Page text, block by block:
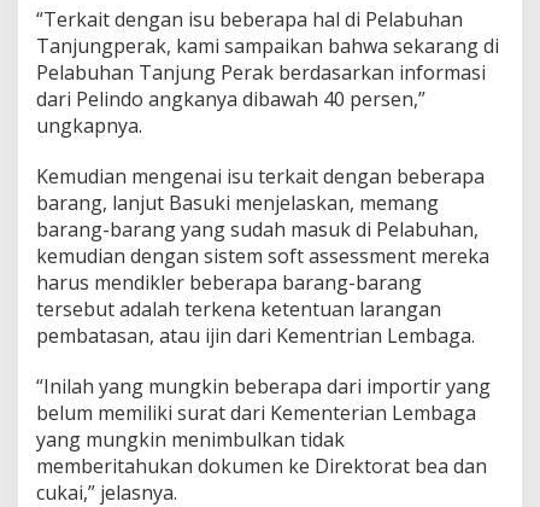
k
a
i
S
i
P
e
l
a
h
a
P
r
i
k
“Terkait dengan isu beberapa hal di Pelabuhan
Tanjungperak, kami sampaikan bahwa sekarang di
Pelabuhan Tanjung Perak berdasarkan informasi
dari Pelindo angkanya dibawah 40 persen,”
ungkapnya.
Kemudian mengenai isu terkait dengan beberapa
barang, lanjut Basuki menjelaskan, memang
barang-barang yang sudah masuk di Pelabuhan,
kemudian dengan sistem soft assessment mereka
harus mendikler beberapa barang-barang
tersebut adalah terkena ketentuan larangan
pembatasan, atau ijin dari Kementrian Lembaga.
“Inilah yang mungkin beberapa dari importir yang
belum memiliki surat dari Kementerian Lembaga
yang mungkin menimbulkan tidak
memberitahukan dokumen ke Direktorat bea dan
cukai,” jelasnya.